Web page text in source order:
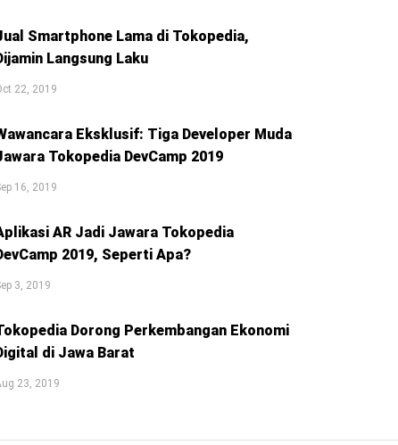
Smartphone Lama di Tokopedia,
Langsung Laku
22, 2019
Eksklusif: Tiga Developer Muda
Tokopedia DevCamp 2019
16, 2019
AR Jadi Jawara Tokopedia
2019, Seperti Apa?
3, 2019
Dorong Perkembangan Ekonomi
di Jawa Barat
23, 2019